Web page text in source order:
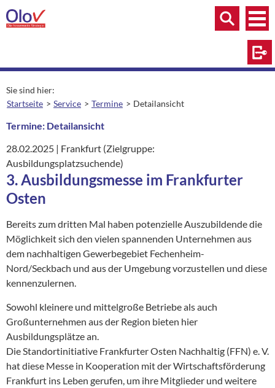
Zum Inhalt springen
Menü
Menü
Suche
Sie sind hier:
Startseite
Service Termine aktuelle Seite:
Detailansicht
Termine: Detailansicht
28.02.2025 | Ort:
Frankfurt (Zielgruppe:
Ausbildungsplatzsuchende)
3. Ausbildungsmesse im Frankfurter
Osten
Bereits zum dritten Mal haben potenzielle Auszubildende die
Möglichkeit sich den vielen spannenden Unternehmen aus
dem nachhaltigen Gewerbegebiet Fechenheim-
Nord/Seckbach und aus der Umgebung vorzustellen und diese
kennenzulernen.
Sowohl kleinere und mittelgroße Betriebe als auch
Großunternehmen aus der Region bieten hier
Ausbildungsplätze an.
Die Standortinitiative Frankfurter Osten Nachhaltig (FFN) e. V.
hat diese Messe in Kooperation mit der Wirtschaftsförderung
Frankfurt ins Leben gerufen, um ihre Mitglieder und weitere